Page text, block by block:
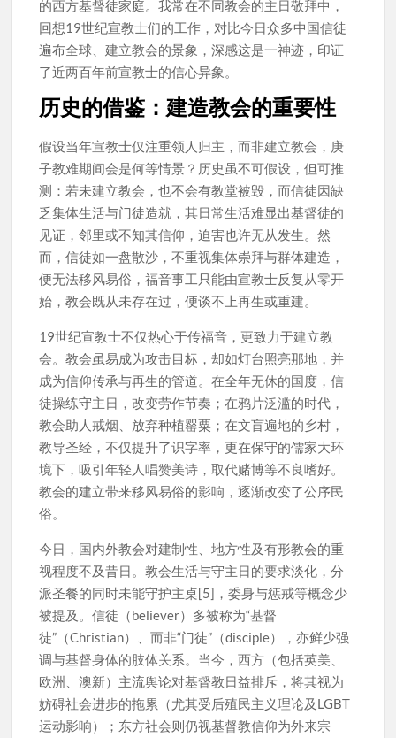
的西方基督徒家庭。我常在不同教会的主日敬拜中，
回想19世纪宣教士们的工作，对比今日众多中国信徒
遍布全球、建立教会的景象，深感这是一神迹，印证
了近两百年前宣教士的信心异象。
历史的借鉴：建造教会的重要性
假设当年宣教士仅注重领人归主，而非建立教会，庚
子教难期间会是何等情景？历史虽不可假设，但可推
测：若未建立教会，也不会有教堂被毁，而信徒因缺
乏集体生活与门徒造就，其日常生活难显出基督徒的
见证，邻里或不知其信仰，迫害也许无从发生。然
而，信徒如一盘散沙，不重视集体崇拜与群体建造，
便无法移风易俗，福音事工只能由宣教士反复从零开
始，教会既从未存在过，便谈不上再生或重建。
19世纪宣教士不仅热心于传福音，更致力于建立教
会。教会虽易成为攻击目标，却如灯台照亮那地，并
成为信仰传承与再生的管道。在全年无休的国度，信
徒操练守主日，改变劳作节奏；在鸦片泛滥的时代，
教会助人戒烟、放弃种植罂粟；在文盲遍地的乡村，
教导圣经，不仅提升了识字率，更在保守的儒家大环
境下，吸引年轻人唱赞美诗，取代赌博等不良嗜好。
教会的建立带来移风易俗的影响，逐渐改变了公序民
俗。
今日，国内外教会对建制性、地方性及有形教会的重
视程度不及昔日。教会生活与守主日的要求淡化，分
派圣餐的同时未能守护主桌[5]，委身与惩戒等概念少
被提及。信徒（believer）多被称为“基督
徒”（Christian）、而非“门徒”（disciple），亦鲜少强
调与基督身体的肢体关系。当今，西方（包括英美、
欧洲、澳新）主流舆论对基督教日益排斥，将其视为
妨碍社会进步的拖累（尤其受后殖民主义理论及LGBT
运动影响）；东方社会则仍视基督教信仰为外来宗